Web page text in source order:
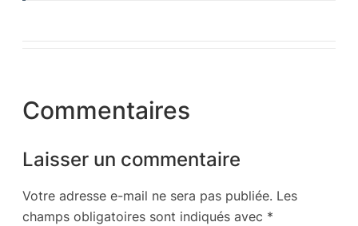
Commentaires
Laisser un commentaire
Votre adresse e-mail ne sera pas publiée. Les
champs obligatoires sont indiqués avec *